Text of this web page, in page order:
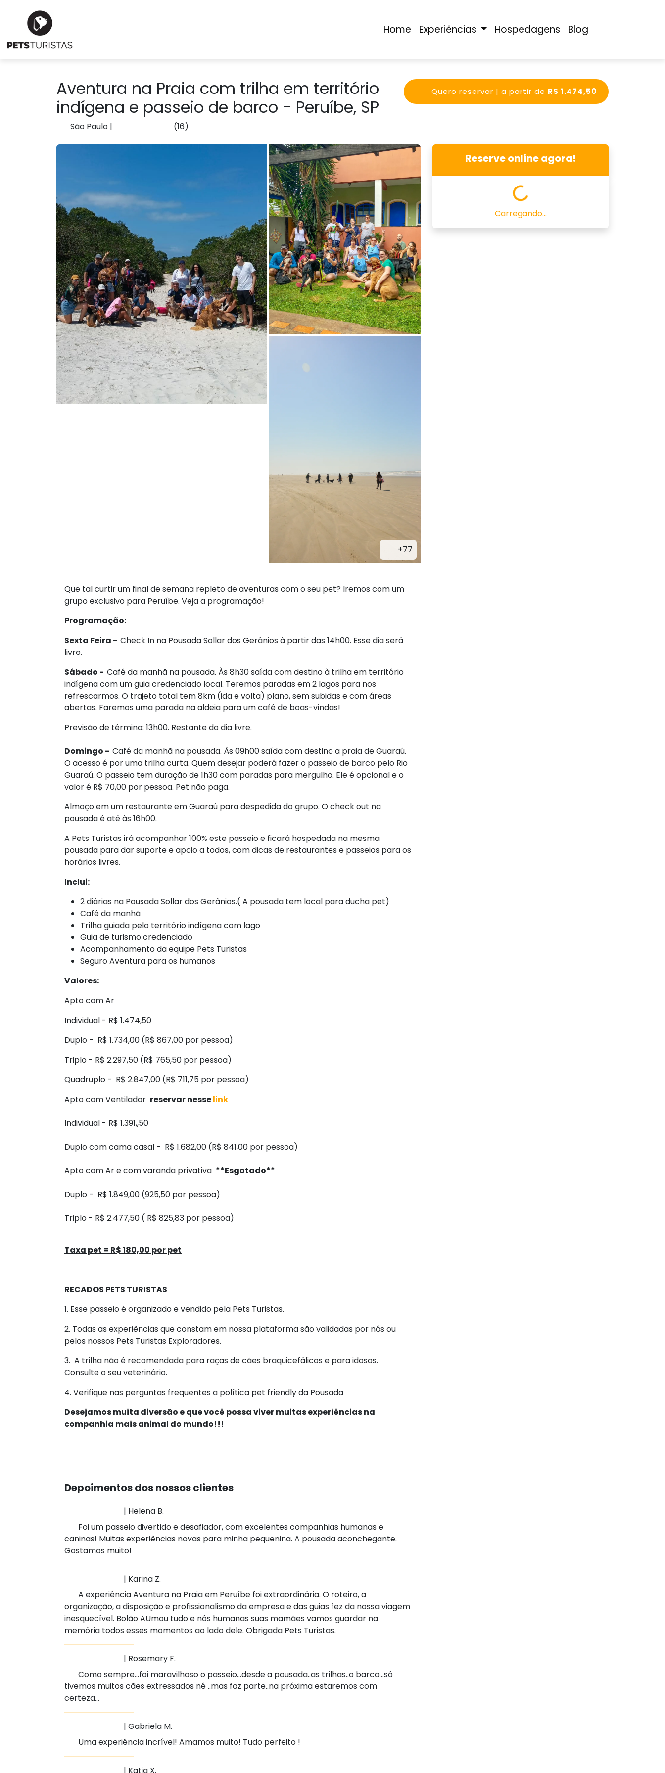
Home Experiências Hospedagens Blog
Quero reservar | a partir de R$ 1.474,50
Aventura na Praia com trilha em território
indígena e passeio de barco - Peruíbe, SP
São Paulo | (16)
+77
Que tal curtir um final de semana repleto de aventuras com o seu pet? Iremos com um
grupo exclusivo para Peruíbe. Veja a programação!
Programação:
Sexta Feira - Check In na Pousada Sollar dos Gerânios à partir das 14h00. Esse dia será
livre.
Sábado - Café da manhã na pousada. Às 8h30 saída com destino à trilha em território
indígena com um guia credenciado local. Teremos paradas em 2 lagos para nos
refrescarmos. O trajeto total tem 8km (ida e volta) plano, sem subidas e com áreas
abertas. Faremos uma parada na aldeia para um café de boas-vindas!
Previsão de término: 13h00. Restante do dia livre.
Domingo - Café da manhã na pousada. Às 09h00 saída com destino a praia de Guaraú.
O acesso é por uma trilha curta. Quem desejar poderá fazer o passeio de barco pelo Rio
Guaraú. O passeio tem duração de 1h30 com paradas para mergulho. Ele é opcional e o
valor é R$ 70,00 por pessoa. Pet não paga.
Almoço em um restaurante em Guaraú para despedida do grupo. O check out na
pousada é até às 16h00.
A Pets Turistas irá acompanhar 100% este passeio e ficará hospedada na mesma
pousada para dar suporte e apoio a todos, com dicas de restaurantes e passeios para os
horários livres.
Inclui:
2 diárias na Pousada Sollar dos Gerânios.( A pousada tem local para ducha pet)
Café da manhã
Trilha guiada pelo território indígena com lago
Guia de turismo credenciado
Acompanhamento da equipe Pets Turistas
Seguro Aventura para os humanos
Valores:
Apto com Ar
Individual - R$ 1.474,50
Duplo - R$ 1.734,00 (R$ 867,00 por pessoa)
Triplo - R$ 2.297,50 (R$ 765,50 por pessoa)
Quadruplo - R$ 2.847,00 (R$ 711,75 por pessoa)
Apto com Ventilador reservar nesselink
Individual - R$ 1.391,,50
Duplo com cama casal - R$ 1.682,00 (R$ 841,00 por pessoa)
Apto com Ar e com varanda privativa **Esgotado**
Duplo - R$ 1.849,00 (925,50 por pessoa)
Triplo - R$ 2.477,50 ( R$ 825,83 por pessoa)
Taxa pet = R$ 180,00 por pet
RECADOS PETS TURISTAS
1. Esse passeio é organizado e vendido pela Pets Turistas.
2. Todas as experiências que constam em nossa plataforma são validadas por nós ou
pelos nossos Pets Turistas Exploradores.
3. A trilha não é recomendada para raças de cães braquicefálicos e para idosos.
Consulte o seu veterinário.
4. Verifique nas perguntas frequentes a política pet friendly da Pousada
Desejamos muita diversão e que você possa viver muitas experiências na
companhia mais animal do mundo!!!
Depoimentos dos nossos clientes
| Helena B.
Foi um passeio divertido e desafiador, com excelentes companhias humanas e
caninas! Muitas experiências novas para minha pequenina. A pousada aconchegante.
Gostamos muito!
| Karina Z.
A experiência Aventura na Praia em Peruíbe foi extraordinária. O roteiro, a
organização, a disposição e profissionalismo da empresa e das guias fez da nossa viagem
inesquecível. Bolão AUmou tudo e nós humanas suas mamães vamos guardar na
memória todos esses momentos ao lado dele. Obrigada Pets Turistas.
| Rosemary F.
Como sempre...foi maravilhoso o passeio...desde a pousada..as trilhas..o barco...só
tivemos muitos cães extressados né ..mas faz parte..na próxima estaremos com
certeza...
| Gabriela M.
Uma experiência incrível! Amamos muito! Tudo perfeito !
| Katia X.
Reserve online agora!
Carregando...